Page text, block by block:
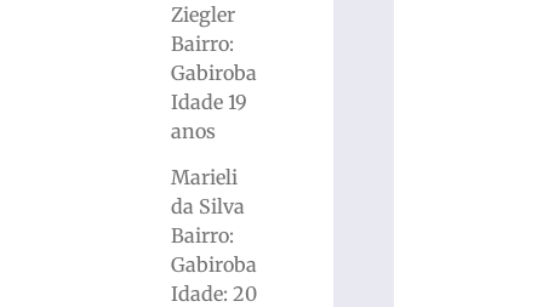
Ziegler
Bairro:
Gabiroba
Idade 19
anos
Marieli
da Silva
Bairro:
Gabiroba
Idade: 20